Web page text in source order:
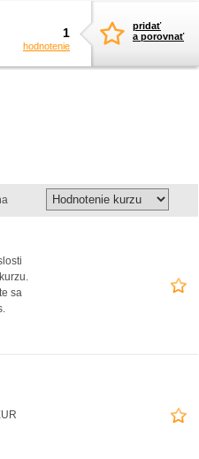
pridať
a porovnať
1
hodnotenie
sa